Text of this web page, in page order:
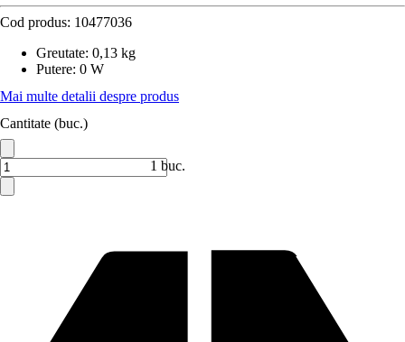
Cod produs: 10477036
Greutate: 0,13 kg
Putere: 0 W
Mai multe detalii despre produs
Cantitate (buc.)
1 buc.